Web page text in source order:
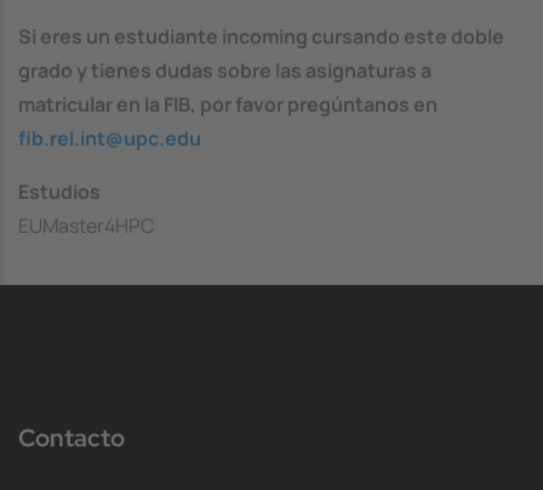
Si eres un estudiante incoming cursando este doble
grado y tienes dudas sobre las asignaturas a
matricular en la FIB, por favor pregúntanos en
fib.rel.int@upc.edu
Estudios
EUMaster4HPC
Contacto